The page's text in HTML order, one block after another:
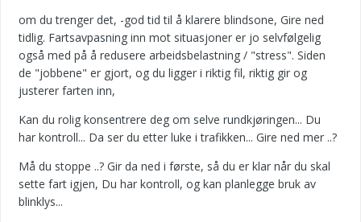
om du trenger det, -god tid til å klarere blindsone, Gire ned
tidlig. Fartsavpasning inn mot situasjoner er jo selvfølgelig
også med på å redusere arbeidsbelastning / "stress". Siden
de "jobbene" er gjort, og du ligger i riktig fil, riktig gir og
justerer farten inn,
Kan du rolig konsentrere deg om selve rundkjøringen... Du
har kontroll... Da ser du etter luke i trafikken... Gire ned mer ..?
Må du stoppe ..? Gir da ned i første, så du er klar når du skal
sette fart igjen, Du har kontroll, og kan planlegge bruk av
blinklys...